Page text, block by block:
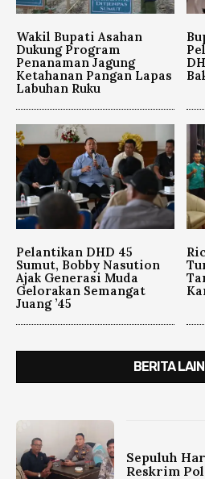
Wakil Bupati Asahan
Dukung Program
Penanaman Jagung
Ketahanan Pangan Lapas
Labuhan Ruku
Pelantikan DHD 45
Sumut, Bobby Nasution
Ajak Generasi Muda
Gelorakan Semangat
Juang ’45
BERITA
Sepuluh
Reskrim